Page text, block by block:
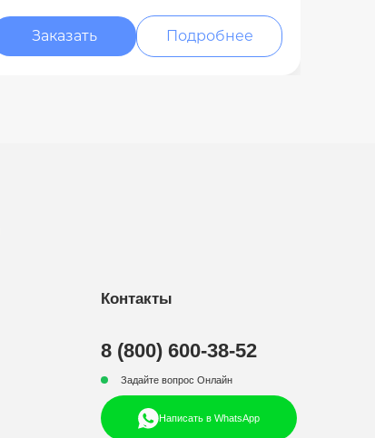
Заказать Подробнее
Контакты
8 (800) 600-38-52
Задайте вопрос Онлайн
Написать в WhatsApp